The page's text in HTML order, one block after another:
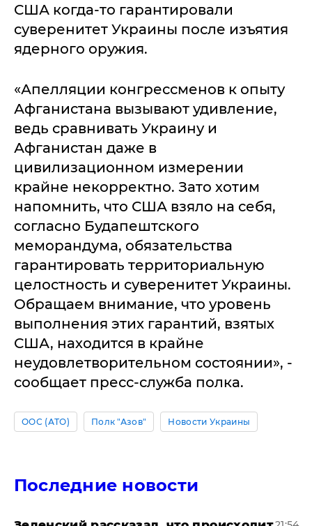
США когда-то гарантировали
суверенитет Украины после изъятия
ядерного оружия.
«Апелляции конгрессменов к опыту
Афганистана вызывают удивление,
ведь сравнивать Украину и
Афганистан даже в
цивилизационном измерении
крайне некорректно. Зато хотим
напомнить, что США взяло на себя,
согласно Будапештского
меморандума, обязательства
гарантировать территориальную
целостность и суверенитет Украины.
Обращаем внимание, что уровень
выполнения этих гарантий, взятых
США, находится в крайне
неудовлетворительном состоянии», -
сообщает пресс-служба полка.
ООС (АТО) Полк "Азов" Новости Украины
Последние новости